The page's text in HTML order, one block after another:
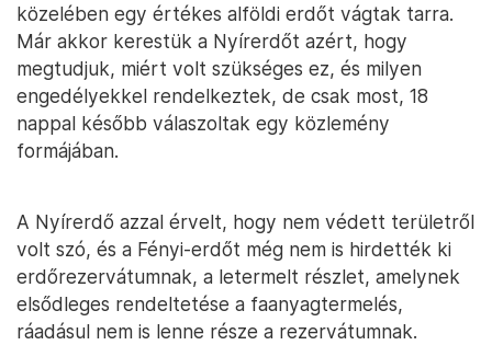
közelében egy értékes alföldi erdőt vágtak tarra.
Már akkor kerestük a Nyírerdőt azért, hogy
megtudjuk, miért volt szükséges ez, és milyen
engedélyekkel rendelkeztek, de csak most, 18
nappal később válaszoltak egy közlemény
formájában.
A Nyírerdő azzal érvelt, hogy nem védett területről
volt szó, és a Fényi-erdőt még nem is hirdették ki
erdőrezervátumnak, a letermelt részlet, amelynek
elsődleges rendeltetése a faanyagtermelés,
ráadásul nem is lenne része a rezervátumnak.